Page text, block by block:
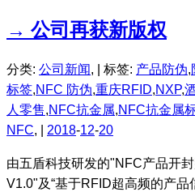
→ 公司再获新版权
分类: 公司新闻, | 标签: 产品防伪,
标签,NFC 防伪,重庆RFID,NXP,
人零售,NFC抗金属,NFC抗金属
NFC, | 2018-12-20
由五盾科技研发的"NFC产品开
V1.0"及“基于RFID超高频的产品